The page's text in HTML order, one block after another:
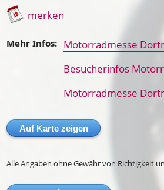
merken
Mehr Infos: Motorradmesse
Besucherinfos
Motorradmesse
Auf Karte zeigen
Alle Angaben ohne Gewähr von Richtigkeit